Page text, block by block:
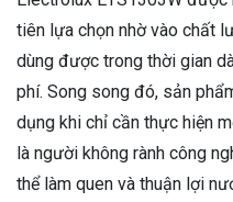
tiên lựa chọn nhờ vào chất
dùng được trong thời gian
phí. Song song đó, sản
dụng khi chỉ cần thực hiện
là người không rành công
thể làm quen và thuận lợi